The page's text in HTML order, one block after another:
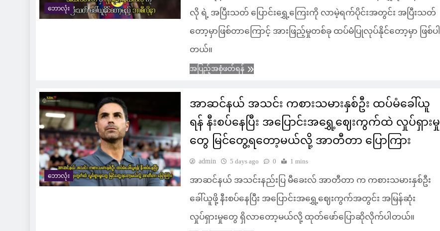
ဘောလုံး
လို ရဲ့ အပြီးသတ် ပြောင်းရွှေ့ကြေးကို လာမဲ့ရက်ပိုင်းအတွင်း အပြီးသတ်
တော့မှာဖြစ်တာကြောင့် အားဖြည့်မှုတစ်ခု ထပ်မံပြုလုပ်နိုင်တော့မှာ ဖြစ်ပါ
တယ်။
အပြည့်အစုံဖတ်ရန်
ဘောလုံး
အာဆင်နယ် အသင်း ကစားသမားနှစ်ဦး ထပ်မံခေါ်ယူ
ရန် နီးစပ်နေပြီး အပြောင်းအရွှေ့ဈေးကွက်ထဲ လှုပ်ရှားမှု
တွေ မြင်တွေ့ရတော့မယ်လို့ အာတီတာ ပြောကြား
admin 5 days ago 0 1 mins
အာဆင်နယ် အသင်းနည်းပြ မီခေးလ် အာတီတာ က ကစားသမားနှစ်ဦး
ခေါ်ယူဖို့ နီးစပ်နေပြီး အပြောင်းအရွှေ့ဈေးကွက်အတွင်း အမြန်ဆုံး
လှုပ်ရှားမှုတွေ ရှိလာတော့မယ်လို့ ထုတ်ဖော်ပြောဆိုလိုက်ပါတယ်။